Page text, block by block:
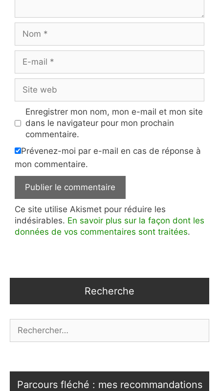
mail
web
Enregistrer mon nom, mon e-mail et mon site
dans le navigateur pour mon prochain
commentaire.
Prévenez-moi par e-mail en cas de réponse à
mon commentaire.
Ce site utilise Akismet pour réduire les
indésirables. En savoir plus sur la façon dont les
données de vos commentaires sont traitées.
Recherche
Parcours fléché : mes recommandations